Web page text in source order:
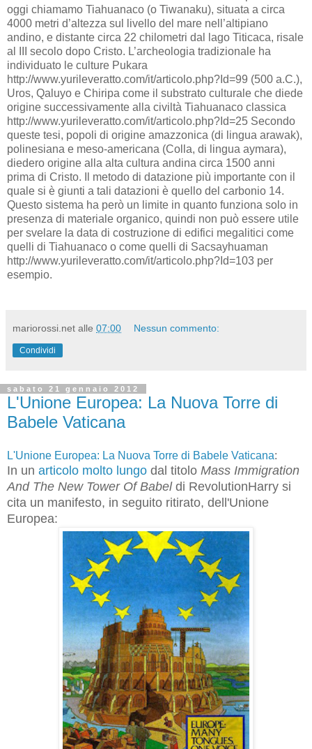
oggi chiamamo Tiahuanaco (o Tiwanaku), situata a circa
4000 metri d’altezza sul livello del mare nell’altipiano
andino, e distante circa 22 chilometri dal lago Titicaca, risale
al III secolo dopo Cristo. L’archeologia tradizionale ha
individuato le culture Pukara
http://www.yurileveratto.com/it/articolo.php?Id=99 (500 a.C.),
Uros, Qaluyo e Chiripa come il substrato culturale che diede
origine successivamente alla civiltà Tiahuanaco classica
http://www.yurileveratto.com/it/articolo.php?Id=25 Secondo
queste tesi, popoli di origine amazzonica (di lingua arawak),
polinesiana e meso-americana (Colla, di lingua aymara),
diedero origine alla alta cultura andina circa 1500 anni
prima di Cristo. Il metodo di datazione più importante con il
quale si è giunti a tali datazioni è quello del carbonio 14.
Questo sistema ha però un limite in quanto funziona solo in
presenza di materiale organico, quindi non può essere utile
per svelare la data di costruzione di edifici megalitici come
quelli di Tiahuanaco o come quelli di Sacsayhuaman
http://www.yurileveratto.com/it/articolo.php?Id=103 per
esempio.
mariorossi.net alle 07:00 Nessun commento:
Condividi
sabato 21 gennaio 2012
L'Unione Europea: La Nuova Torre di
Babele Vaticana
L'Unione Europea: La Nuova Torre di Babele Vaticana:
In un articolo molto lungo dal titolo Mass Immigration
And The New Tower Of Babeldi RevolutionHarry si
cita un manifesto, in seguito ritirato, dell'Unione
Europea: